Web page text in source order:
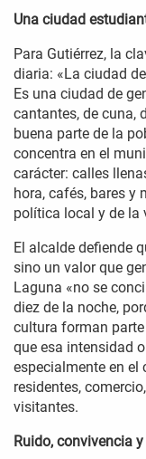
Una ciudad
Para Gutiérrez, la
diaria: «La ciudad
Es una ciudad de
cantantes, de cuna,
buena parte de la
concentra en el
carácter: calles
hora, cafés, bares y
política local y de la
El alcalde defiende
sino un valor que
Laguna «no se
diez de la noche,
cultura forman
que esa intensidad
especialmente en el
residentes,
visitantes.
Ruido, convivencia